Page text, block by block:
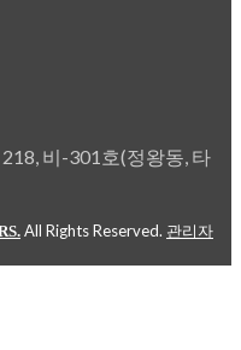
비-301호(정왕동, 타
All Rights Reserved. 관리자